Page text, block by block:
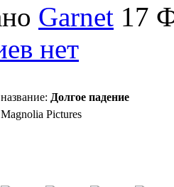
Garnet 17
нет
Долгое падение
Pictures